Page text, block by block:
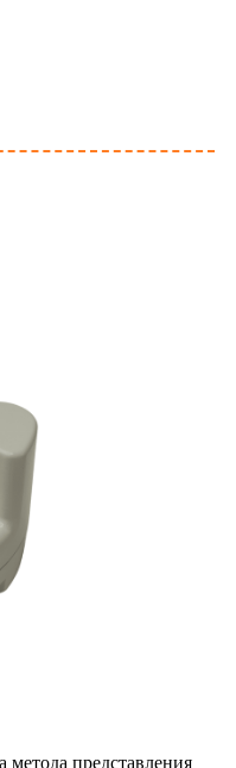
метода представления